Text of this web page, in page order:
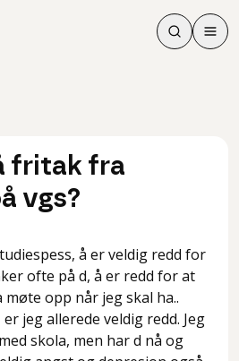
Søk
Søk
Meny
fritak fra
vgs?
å er veldig redd for
ofte på d, å er redd for at
opp når jeg skal ha..
jeg allerede veldig redd. Jeg
skola, men har d nå og